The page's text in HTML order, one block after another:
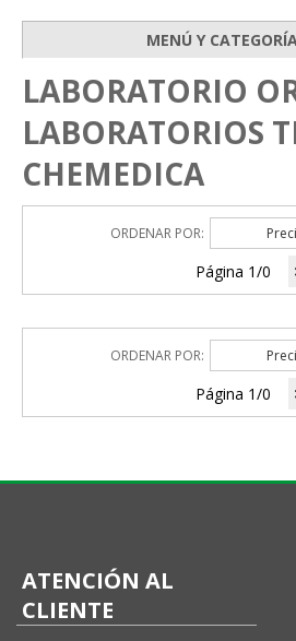
MENÚ Y
LABORATORIO
LABORATORIOS
CHEMEDICA
ORDENAR POR:
Página 1/0
ORDENAR POR:
Página 1/0
ATENCIÓN AL
CLIENTE